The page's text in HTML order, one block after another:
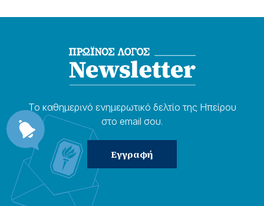
Το καθημερɩνό ενημερωτɩκό δελτίο της Ηπείρου
στο email σου.